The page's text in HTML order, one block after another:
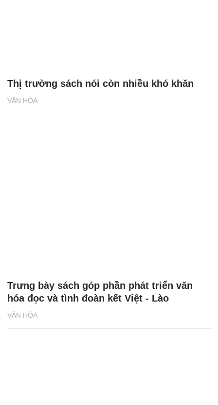
VĂN HÓA
Thị trường sách nói còn nhiều khó khăn
VĂN HÓA
Trưng bày sách góp phần phát triển văn
hóa đọc và tình đoàn kết Việt - Lào